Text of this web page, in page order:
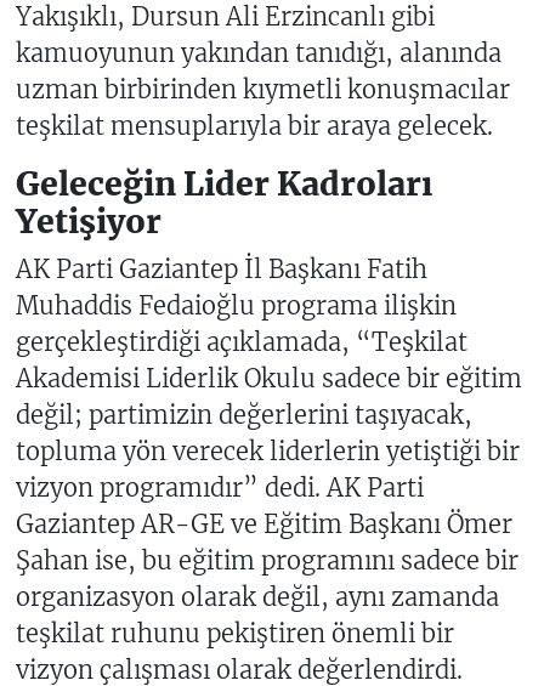
Yakışıklı, Dursun Ali Erzincanlı gibi
kamuoyunun yakından tanıdığı, alanında
uzman birbirinden kıymetli konuşmacılar
teşkilat mensuplarıyla bir araya gelecek.
Geleceğin Lider Kadroları
Yetişiyor
AK Parti Gaziantep İl Başkanı Fatih
Muhaddis Fedaioğlu programa ilişkin
gerçekleştirdiği açıklamada, “Teşkilat
Akademisi Liderlik Okulu sadece bir eğitim
değil; partimizin değerlerini taşıyacak,
topluma yön verecek liderlerin yetiştiği bir
vizyon programıdır” dedi. AK Parti
Gaziantep AR-GE ve Eğitim Başkanı Ömer
Şahan ise, bu eğitim programını sadece bir
organizasyon olarak değil, aynı zamanda
teşkilat ruhunu pekiştiren önemli bir
vizyon çalışması olarak değerlendirdi.